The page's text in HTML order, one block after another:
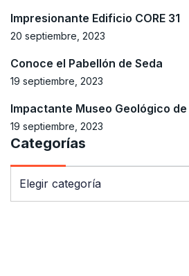
Impresionante Edificio CORE 31
20 septiembre, 2023
Conoce el Pabellón de Seda
19 septiembre, 2023
Impactante Museo Geológico
19 septiembre, 2023
Categorías